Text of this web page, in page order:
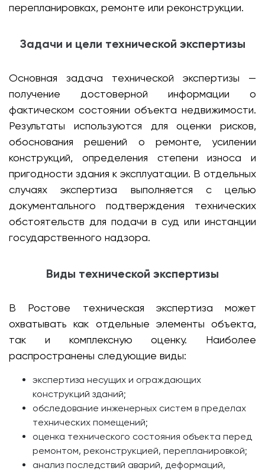
перепланировках, ремонте или реконструкции.
Задачи и цели технической экспертизы
Основная задача технической экспертизы —
получение достоверной информации о
фактическом состоянии объекта недвижимости.
Результаты используются для оценки рисков,
обоснования решений о ремонте, усилении
конструкций, определения степени износа и
пригодности здания к эксплуатации. В отдельных
случаях экспертиза выполняется с целью
документального подтверждения технических
обстоятельств для подачи в суд или инстанции
государственного надзора.
Виды технической экспертизы
В Ростове техническая экспертиза может
охватывать как отдельные элементы объекта,
так и комплексную оценку. Наиболее
распространены следующие виды:
экспертиза несущих и ограждающих
конструкций зданий;
обследование инженерных систем в пределах
технических помещений;
оценка технического состояния объекта перед
ремонтом, реконструкцией, перепланировкой;
анализ последствий аварий, деформаций,